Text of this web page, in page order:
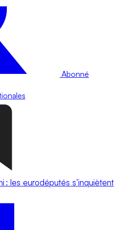
Abonné
: les eurodéputés s’inquiètent